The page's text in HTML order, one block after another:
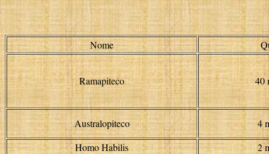
Nome
Ramapiteco 40
Australopiteco
4
Homo Habilis
2